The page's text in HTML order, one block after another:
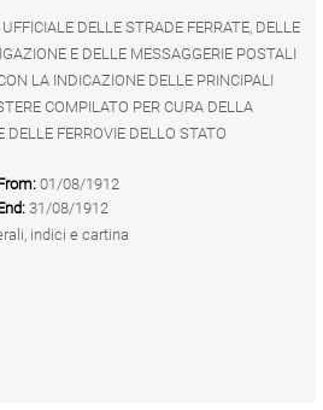
DELLE STRADE FERRATE, DELLE
E DELLE MESSAGGERIE POSTALI
LA INDICAZIONE DELLE PRINCIPALI
COMPILATO PER CURA DELLA
DELLE FERROVIE DELLO STATO
01/08/1912
31/08/1912
indici e cartina